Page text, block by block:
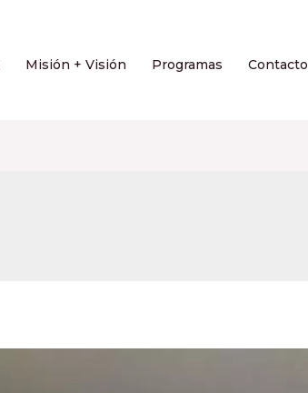
Misión + Visión Programas Contacto